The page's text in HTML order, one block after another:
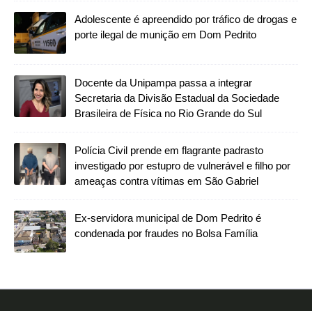
Adolescente é apreendido por tráfico de drogas e
porte ilegal de munição em Dom Pedrito
Docente da Unipampa passa a integrar
Secretaria da Divisão Estadual da Sociedade
Brasileira de Física no Rio Grande do Sul
Polícia Civil prende em flagrante padrasto
investigado por estupro de vulnerável e filho por
ameaças contra vítimas em São Gabriel
Ex-servidora municipal de Dom Pedrito é
condenada por fraudes no Bolsa Família